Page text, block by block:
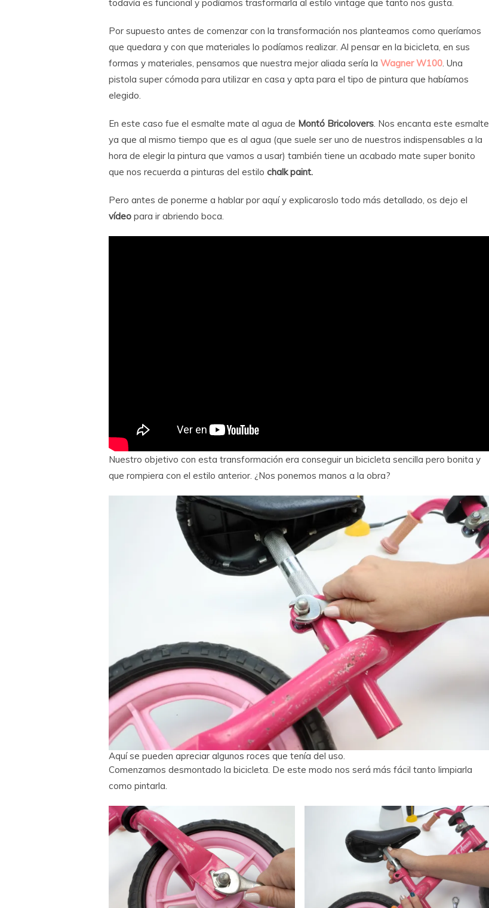
todavía es funcional y podíamos trasformarla al estilo vintage que tanto nos gusta.
Por supuesto antes de comenzar con la transformación nos planteamos como queríamos
que quedara y con que materiales lo podíamos realizar. Al pensar en la bicicleta, en sus
formas y materiales, pensamos que nuestra mejor aliada sería la Wagner W100 . Una
pistola super cómoda para utilizar en casa y apta para el tipo de pintura que habíamos
elegido.
En este caso fue el esmalte mate al agua de Montó Bricolovers . Nos encanta este esmalte
ya que al mismo tiempo que es al agua (que suele ser uno de nuestros indispensables a la
hora de elegir la pintura que vamos a usar) también tiene un acabado mate super bonito
que nos recuerda a pinturas del estilo chalk paint.
Pero antes de ponerme a hablar por aquí y explicaroslo todo más detallado, os dejo el
vídeo para ir abriendo boca.
Nuestro objetivo con esta transformación era conseguir un bicicleta sencilla pero bonita y
que rompiera con el estilo anterior. ¿Nos ponemos manos a la obra?
Aquí se pueden apreciar algunos roces que tenía del uso.
Comenzamos desmontado la bicicleta. De este modo nos será más fácil tanto limpiarla
como pintarla.